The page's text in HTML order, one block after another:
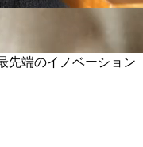
60fpsの滑らかさ、
ためにGoogleの高度
先端のイノベーション